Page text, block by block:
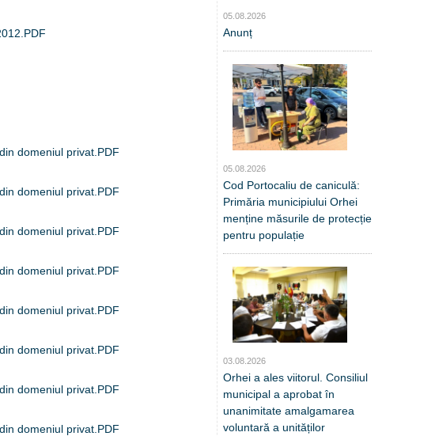
domeniul privat.PDF
domeniul privat.PDF
domeniul privat.PDF
domeniul privat.PDF
domeniul privat.PDF
domeniul privat.PDF
domeniul privat.PDF
domeniul privat.PDF
05.08.2026
Anunț
05.08.2026
Cod Portocaliu de caniculă:
Primăria municipiului Orhei
menține măsurile de protecție
pentru populație
03.08.2026
Orhei a ales viitorul. Consiliul
municipal a aprobat în
unanimitate amalgamarea
voluntară a unităților